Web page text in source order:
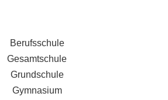
Berufsschule
Gesamtschule
Grundschule
Gymnasium